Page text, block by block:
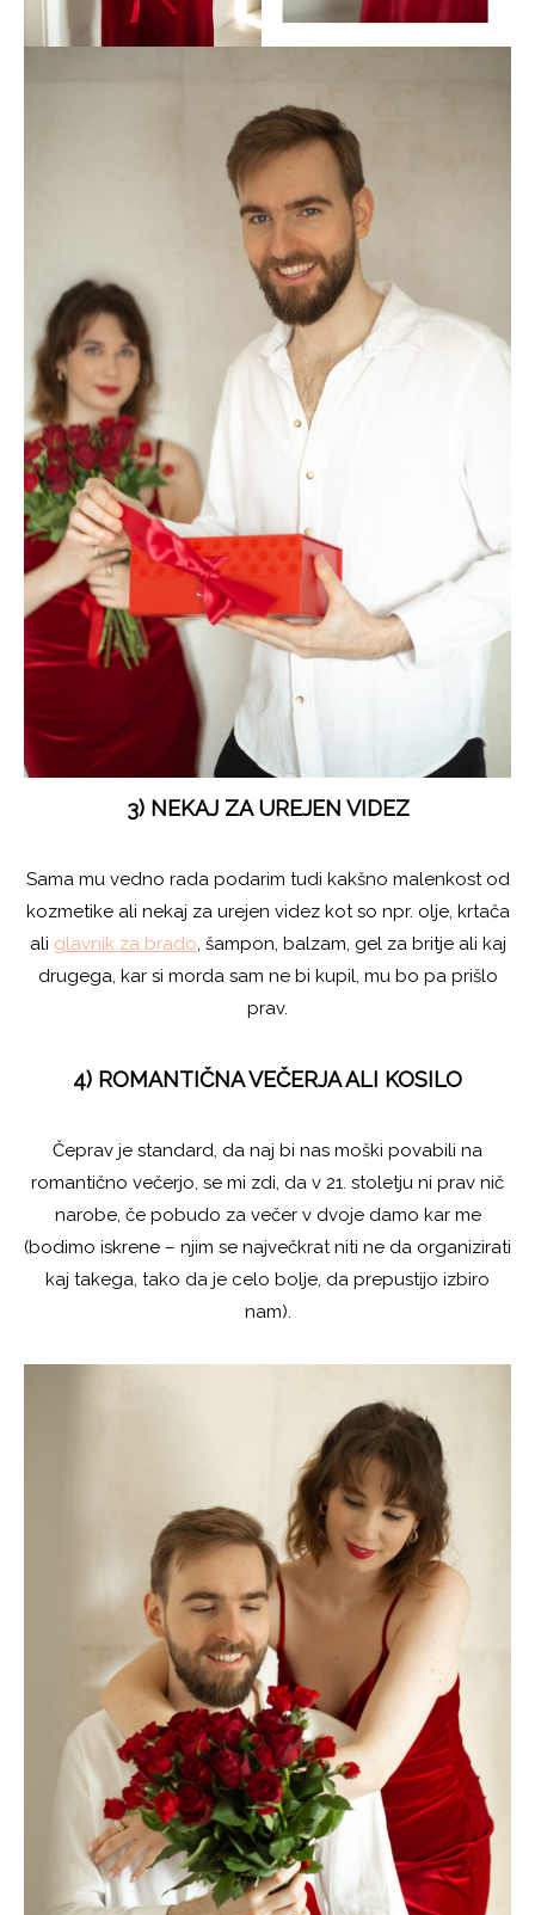
3) NEKAJ ZA UREJEN VIDEZ
Sama mu vedno rada podarim tudi kakšno malenkost od
kozmetike ali nekaj za urejen videz kot so npr. olje, krtača
ali glavnik za brado, šampon, balzam, gel za britje ali kaj
drugega, kar si morda sam ne bi kupil, mu bo pa prišlo
prav.
4) ROMANTIČNA VEČERJA ALI KOSILO
Čeprav je standard, da naj bi nas moški povabili na
romantično večerjo, se mi zdi, da v 21. stoletju ni prav nič
narobe, če pobudo za večer v dvoje damo kar me
(bodimo iskrene – njim se največkrat niti ne da organizirati
kaj takega, tako da je celo bolje, da prepustijo izbiro
nam).